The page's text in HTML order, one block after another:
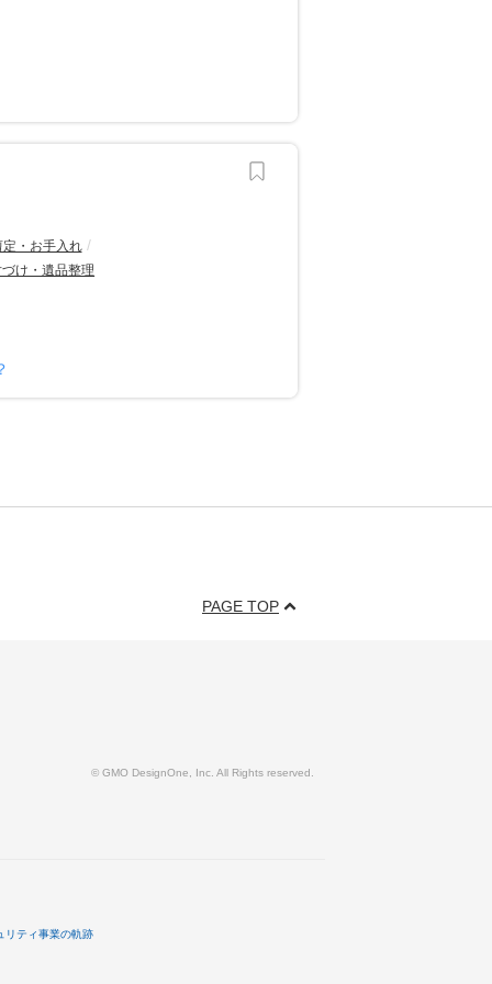
・お手入れ
け・遺品整理
PAGE TOP
© GMO DesignOne, Inc. All Rights reserved.
リティ事業の軌跡